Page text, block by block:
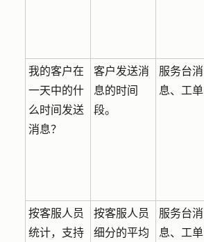
我的客户在
一天中的什
么时间发送
消息？
客户发送消
息的时间
段。
服务台消
息、工单
按客服人员
统计，支持
按客服人员
细分的平均
服务台消
息、工单